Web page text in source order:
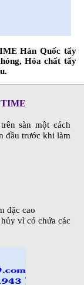
Hàn Quốc tẩy
Hóa chất tẩy
TIME
sàn một cách
đầu trước khi làm
đặc cao
vì có chứa các